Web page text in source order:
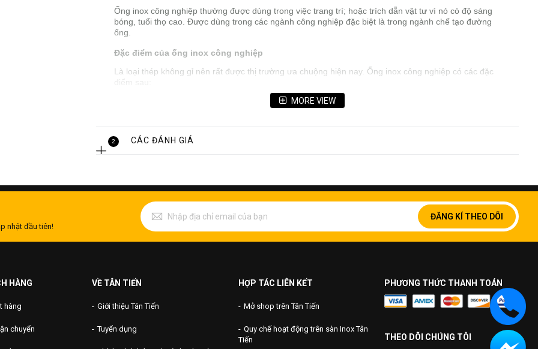
Ống inox công nghiệp thường được dùng trong việc trang trí; hoặc trích dẫn vật tư vì nó có độ sáng
bóng, tuổi thọ cao. Được dùng trong các ngành công nghiệp đặc biệt là trong ngành chế tạo đường
ống.
Đặc điểm của ống inox công nghiệp
Là loại thép không gỉ nên rất được thị trường ưa chuộng hiện nay. Ống inox công nghiệp có các đặc
điểm sau:
+ Có bề mặt sáng, bóng nên dùng để trang trí rất đẹp và thẩm mỹ
+ Chi phí sử dụng hao mòn ít
+ Chống được sự ăn mòn của kim loại trong các điều kiện môi trường
+ Ống inox công nghiệp luôn đem lại hiệu quả cao và chất lượng công việc cũng như kinh tế là rất
MORE VIEW
2 CÁC ĐÁNH GIÁ
nhật đầu tiên!
ĐĂNG KÍ THEO DÕI
HÀNG
hàng
chuyển
VỀ TÂN TIẾN
Giới thiệu Tân Tiến
Tuyển dụng
HỢP TÁC LIÊN KẾT
Mở shop trên Tân Tiến
Quy chế hoạt động trên sàn Inox Tân
Tiến
PHƯƠNG THỨC THANH TOÁN
THEO DÕI CHÚNG TÔI